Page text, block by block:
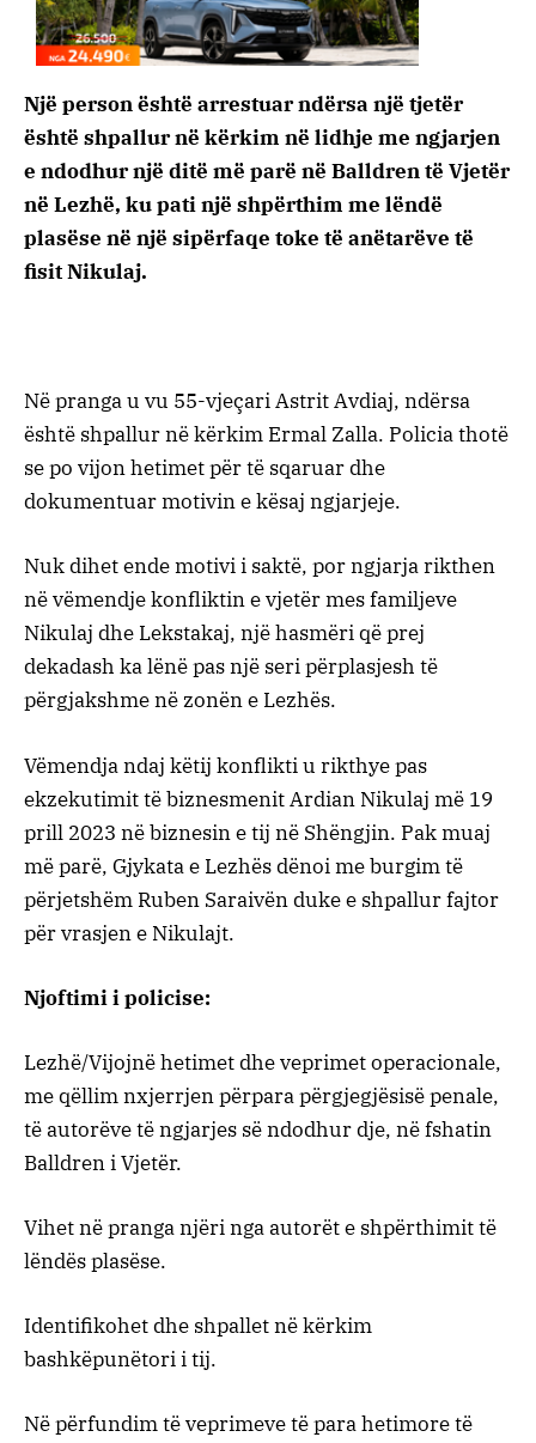
Një person është arrestuar ndërsa një tjetër
është shpallur në kërkim në lidhje me ngjarjen
e ndodhur një ditë më parë në Balldren të Vjetër
në Lezhë, ku pati një shpërthim me lëndë
plasëse në një sipërfaqe toke të anëtarëve të
fisit Nikulaj.
Në pranga u vu 55-vjeçari Astrit Avdiaj, ndërsa
është shpallur në kërkim Ermal Zalla. Policia thotë
se po vijon hetimet për të sqaruar dhe
dokumentuar motivin e kësaj ngjarjeje.
Nuk dihet ende motivi i saktë, por ngjarja rikthen
në vëmendje konfliktin e vjetër mes familjeve
Nikulaj dhe Lekstakaj, një hasmëri që prej
dekadash ka lënë pas një seri përplasjesh të
përgjakshme në zonën e Lezhës.
Vëmendja ndaj këtij konflikti u rikthye pas
ekzekutimit të biznesmenit Ardian Nikulaj më 19
prill 2023 në biznesin e tij në Shëngjin. Pak muaj
më parë, Gjykata e Lezhës dënoi me burgim të
përjetshëm Ruben Saraivën duke e shpallur fajtor
për vrasjen e Nikulajt.
Njoftimi i policise:
Lezhë/Vijojnë hetimet dhe veprimet operacionale,
me qëllim nxjerrjen përpara përgjegjësisë penale,
të autorëve të ngjarjes së ndodhur dje, në fshatin
Balldren i Vjetër.
Vihet në pranga njëri nga autorët e shpërthimit të
lëndës plasëse.
Identifikohet dhe shpallet në kërkim
bashkëpunëtori i tij.
Në përfundim të veprimeve të para hetimore të